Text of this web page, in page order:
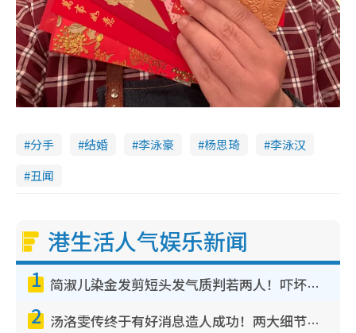
分手 结婚 李泳豪 杨思琦
李泳汉
丑闻
港生活人气娱乐新闻
1 简淑儿染金发剪短头发气质判若两人！吓坏老公麦大力都认不出：“你做什么？”
2 汤洛雯传终于有好消息造人成功！两大细节曝孕味极浓引猜测：大肚婆先会咁！